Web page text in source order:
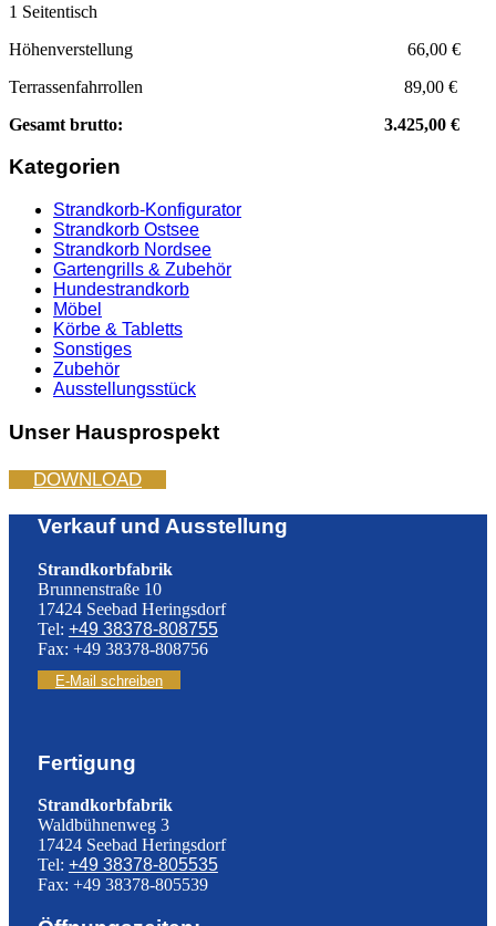
1 Seitentisch
Höhenverstellung 66,00 €
Terrassenfahrrollen 89,00 €
Gesamt brutto: 3.425,00 €
Kategorien
Strandkorb-Konfigurator
Strandkorb Ostsee
Strandkorb Nordsee
Gartengrills & Zubehör
Hundestrandkorb
Möbel
Körbe & Tabletts
Sonstiges
Zubehör
Ausstellungsstück
Unser Hausprospekt
DOWNLOAD
Verkauf und Ausstellung
Strandkorbfabrik
Brunnenstraße 10
17424 Seebad Heringsdorf
Tel: +49 38378-808755
Fax: +49 38378-808756
E-Mail schreiben
Fertigung
Strandkorbfabrik
Waldbühnenweg 3
17424 Seebad Heringsdorf
Tel: +49 38378-805535
Fax: +49 38378-805539